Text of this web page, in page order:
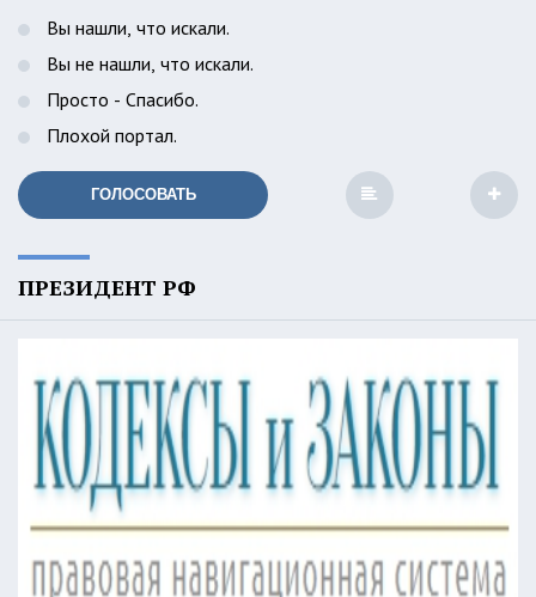
Вы нашли, что искали.
Вы не нашли, что искали.
Просто - Спасибо.
Плохой портал.
ГОЛОСОВАТЬ
ПРЕЗИДЕНТ РФ